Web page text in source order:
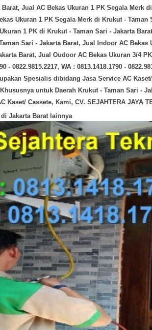
Barat, Jual AC Bekas Ukuran 1 PK Segala Merk di
Ukuran 1 PK Segala Merk di Krukut - Taman
1 PK di Krukut - Taman Sari - Jakarta Barat
Sari - Jakarta Barat, Jual Indoor AC Bekas
Barat, Jual Oudoor AC Bekas Ukuran 3/4
- 0822.9815.2217, WA : 0813.1418.1790 -
Spesialis dibidang Jasa Service AC
untuk Daerah Krukut - Taman Sari -
Kaset/ Cassete, Kami, CV. SEJAHTERA JAYA
Jakarta Barat lainnya